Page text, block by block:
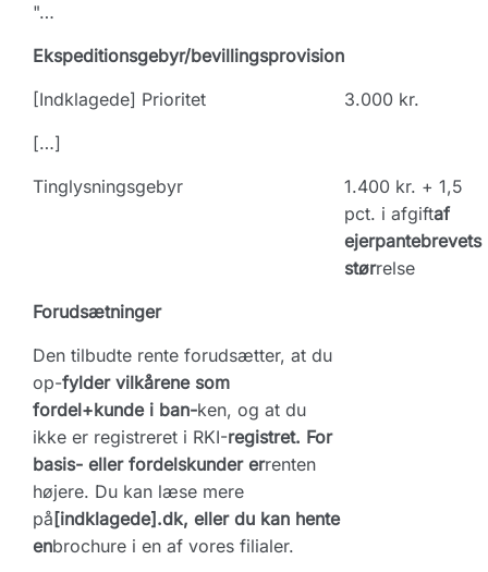
"…
Ekspeditionsgebyr/bevillingsprovision
[Indklagede] Prioritet
3.000 kr.
[…]
Tinglysningsgebyr
1.400 kr. + 1,5
pct. i afgiftaf
ejerpantebrevets
størrelse
Forudsætninger
Den tilbudte rente forudsætter, at du
op-fylder vilkårene som
fordel+kunde i ban-ken, og at du
ikke er registreret i RKI-registret. For
basis- eller fordelskunder errenten
højere. Du kan læse mere
på [indklagede].dk, eller du kan hente
enbrochure i en af vores filialer.